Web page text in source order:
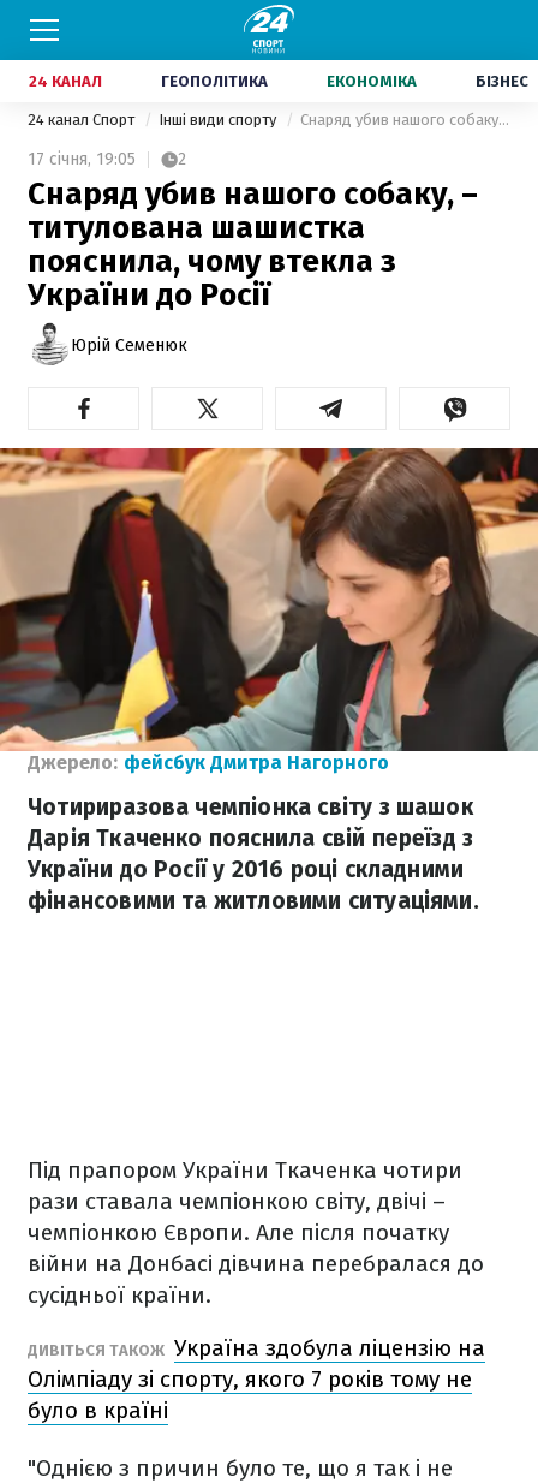
24 КАНАЛ ГЕОПОЛІТИКА ЕКОНОМІКА БІЗНЕС
24 канал Спорт Інші види спорту Снаряд убив нашого собаку, – титулована шашистка пояснила, чому втекла з України до Росії
17 січня, 19:05 2
Снаряд убив нашого собаку, –
титулована шашистка
пояснила, чому втекла з
України до Росії
Юрій Семенюк
Джерело: фейсбук Дмитра Нагорного
Чотириразова чемпіонка світу з шашок
Дарія Ткаченко пояснила свій переїзд з
України до Росії у 2016 році складними
фінансовими та житловими ситуаціями.
Під прапором України Ткаченка чотири
рази ставала чемпіонкою світу, двічі –
чемпіонкою Європи. Але після початку
війни на Донбасі дівчина перебралася до
сусідньої країни.
ДИВІТЬСЯ ТАКОЖ Україна здобула ліцензію на
Олімпіаду зі спорту, якого 7 років тому не
було в країні
"Однією з причин було те, що я так і не